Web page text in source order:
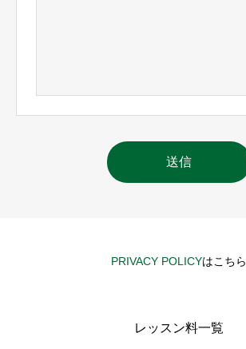
PRIVACY POLICYはこちら
レッスン料一覧